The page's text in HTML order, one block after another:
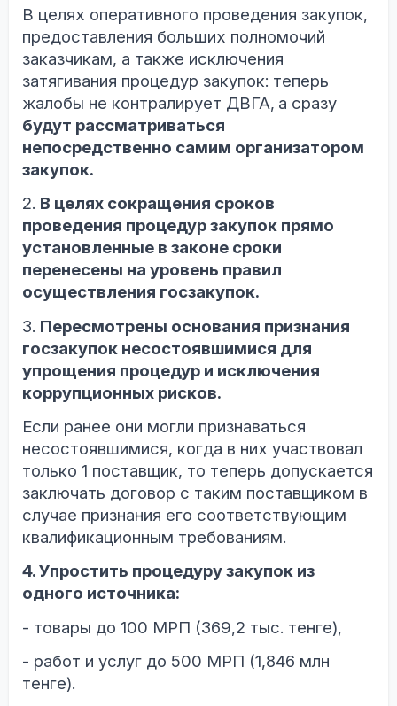
В целях оперативного проведения закупок,
предоставления больших полномочий
заказчикам, а также исключения
затягивания процедур закупок: теперь
жалобы не контралирует ДВГА, а сразу
будут рассматриваться
непосредственно самим организатором
закупок.
2. В целях сокращения сроков
проведения процедур закупок прямо
установленные в законе сроки
перенесены на уровень правил
осуществления госзакупок.
3. Пересмотрены основания признания
госзакупок несостоявшимися для
упрощения процедур и исключения
коррупционных рисков.
Если ранее они могли признаваться
несостоявшимися, когда в них участвовал
только 1 поставщик, то теперь допускается
заключать договор с таким поставщиком в
случае признания его соответствующим
квалификационным требованиям.
4. Упростить процедуру закупок из
одного источника:
- товары до 100 МРП (369,2 тыс. тенге),
- работ и услуг до 500 МРП (1,846 млн
тенге).